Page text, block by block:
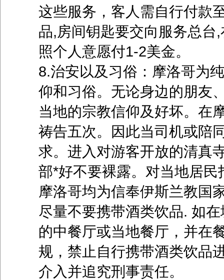
这些服务，客人需自行付款
品,房间钥匙要交向服务总台
照个人意愿付1-2美金。
8.治安以及习俗：摩洛哥为
仰和习俗。无论身边的朋友
当地的宗教信仰及好坏。在
祷告五次。因此当司机或陪
求。进入对游客开放的清真
部*好不要裸露。对当地居
摩洛哥均为信奉伊斯兰教国
尽量不要携带酒类饮品. 如
的中餐厅或当地餐厅，并在
规，禁止自行携带酒类饮品
介入并追究刑事责任。